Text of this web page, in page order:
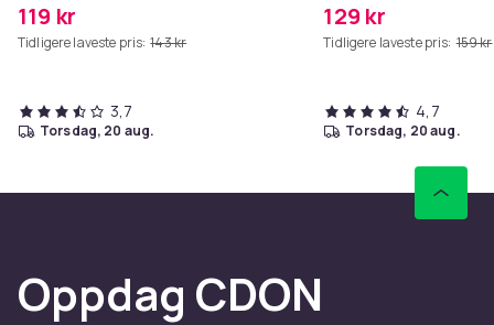
119 kr
Tidligere laveste pris: 143 kr
3,7
torsdag, 20 aug.
129 kr
Tidligere laveste pris: 159 kr
4,7
torsdag, 20 aug.
Oppdag CDON